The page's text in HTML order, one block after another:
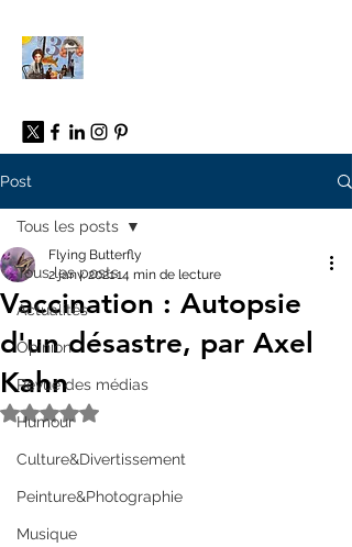
Post
Tous les posts
Actualités
Opinion
Revue des médias
Humour
Culture&Divertissement
Peinture&Photographie
Musique
Tous les posts
Vaccination : Autopsie
d'un désastre, par Axel
Kahn
Flying Butterfly
2 janv. 202114 min de lecture
Noté NaN étoiles sur 5.